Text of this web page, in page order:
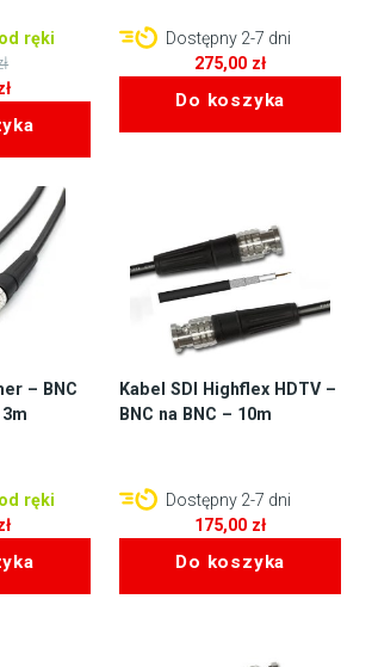
ręki
Dostępny 2-7 dni
275,00 zł
Do koszyka
– BNC
ręki
Kabel SDI Highflex HDTV –
BNC na BNC – 10m
Dostępny 2-7 dni
175,00 zł
Do koszyka